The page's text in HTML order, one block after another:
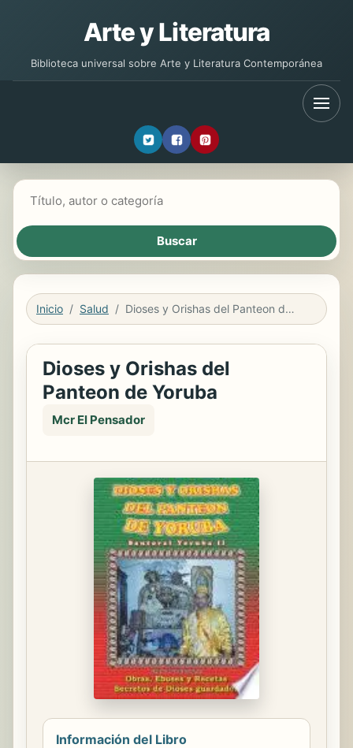
Arte y Literatura
Biblioteca universal sobre Arte y Literatura Contemporánea
Inicio Salud Dioses y Orishas del Panteon de Yoruba
Dioses y Orishas del
Panteon de Yoruba
Mcr El Pensador
Información del Libro